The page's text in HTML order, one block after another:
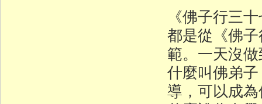
《佛子行三
都是從《佛
範。一天沒
什麼叫佛弟
導，可以成